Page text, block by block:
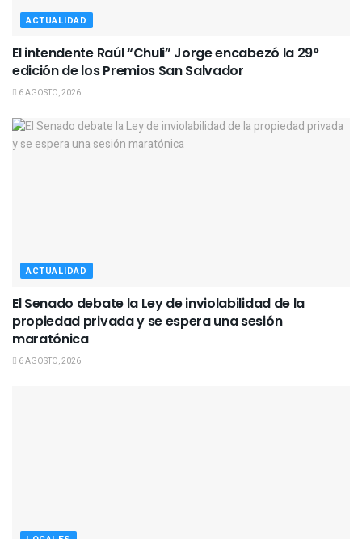
ACTUALIDAD
El intendente Raúl “Chuli” Jorge encabezó la 29°
edición de los Premios San Salvador
6 AGOSTO, 2026
ACTUALIDAD
El Senado debate la Ley de inviolabilidad de la
propiedad privada y se espera una sesión
maratónica
6 AGOSTO, 2026